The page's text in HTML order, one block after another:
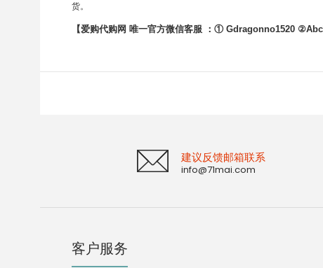
货。
【爱购代购网 唯一官方微信客服 ：① Gdragonno1520
建议反馈邮箱联系
info@71mai.com
客户服务